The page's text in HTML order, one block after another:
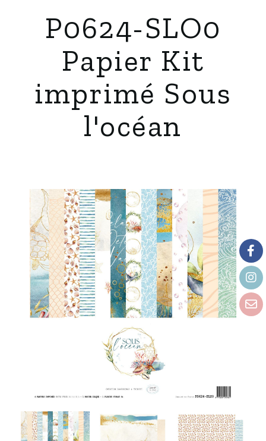
P0624-SLO0
Papier Kit
imprimé Sous
l'océan